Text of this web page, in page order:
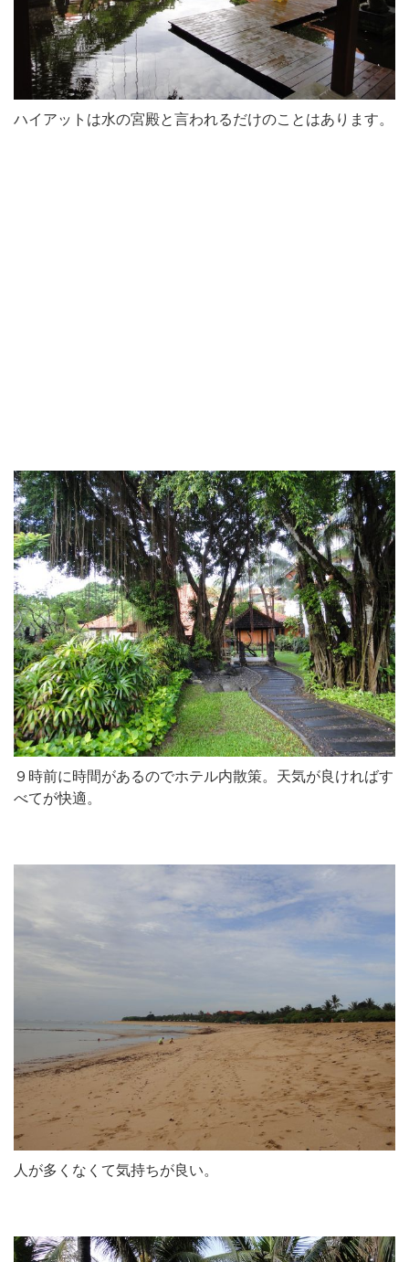
ハイアットは水の宮殿と言われるだけのことはあります。
９時前に時間があるのでホテル内散策。天気が良ければす
べてが快適。
人が多くなくて気持ちが良い。